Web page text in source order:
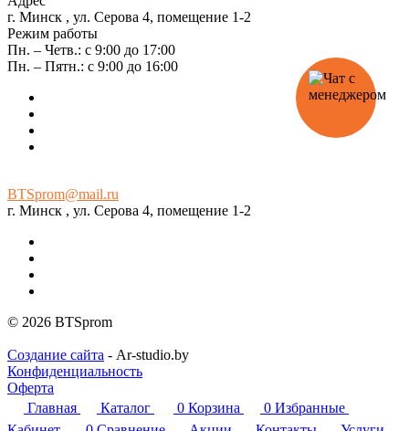
г. Минск , ул. Серова 4, помещение 1-2
Режим работы
Пн. – Четв.: с 9:00 до 17:00
Пн. – Пятн.: с 9:00 до 16:00
BTSprom@mail.ru
г. Минск , ул. Серова 4, помещение 1-2
© 2026 BTSprom
Создание сайта - Ar-studio.by
Конфиденциальность
Оферта
Главная
Каталог 0 Корзина 0 Избранные